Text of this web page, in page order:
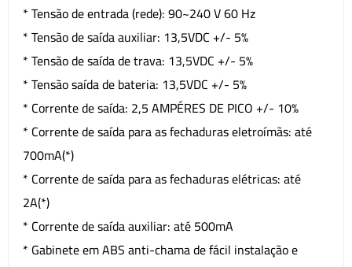
* Tensão de entrada (rede): 90~240 V 60 Hz
* Tensão de saída auxiliar: 13,5VDC +/- 5%
* Tensão de saída de trava: 13,5VDC +/- 5%
* Tensão saída de bateria: 13,5VDC +/- 5%
* Corrente de saída: 2,5 AMPÉRES DE PICO +/- 10%
* Corrente de saída para as fechaduras eletroímãs: até
700mA(*)
* Corrente de saída para as fechaduras elétricas: até
2A(*)
* Corrente de saída auxiliar: até 500mA
* Gabinete em ABS anti-chama de fácil instalação e